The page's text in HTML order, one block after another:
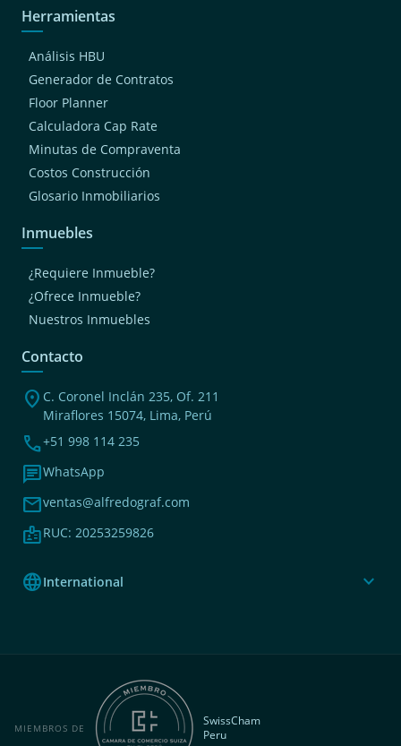
Herramientas
Análisis HBU
Generador de Contratos
Floor Planner
Calculadora Cap Rate
Minutas de Compraventa
Costos Construcción
Glosario Inmobiliarios
Inmuebles
¿Requiere Inmueble?
¿Ofrece Inmueble?
Nuestros Inmuebles
Contacto
location_on C. Coronel Inclán 235, Of. 211
Miraflores 15074, Lima, Perú
phone+51 998 114 235
chatWhatsApp
mailventas@alfredograf.com
badgeRUC: 20253259826
languageInternational expand_more
MIEMBROS DE
SwissCham
Peru